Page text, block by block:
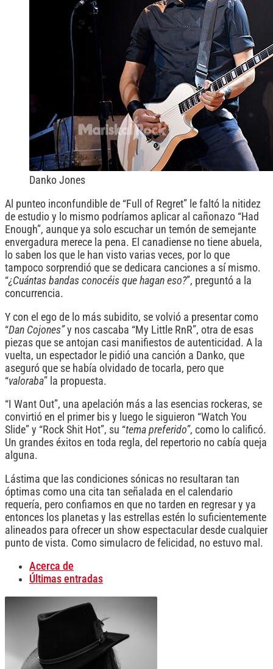
Danko Jones
Al punteo inconfundible de “Full of Regret” le faltó la nitidez
de estudio y lo mismo podríamos aplicar al cañonazo “Had
Enough”, aunque ya solo escuchar un temón de semejante
envergadura merece la pena. El canadiense no tiene abuela,
lo saben los que le han visto varias veces, por lo que
tampoco sorprendió que se dedicara canciones a sí mismo.
“¿Cuántas bandas conocéis que hagan eso?”, preguntó a la
concurrencia.
Y con el ego de lo más subidito, se volvió a presentar como
“Dan Cojones”y nos cascaba “My Little RnR”, otra de esas
piezas que se antojan casi manifiestos de autenticidad. A la
vuelta, un espectador le pidió una canción a Danko, que
aseguró que se había olvidado de tocarla, pero que
“valoraba” la propuesta.
“I Want Out”, una apelación más a las esencias rockeras, se
convirtió en el primer bis y luego le siguieron “Watch You
Slide” y “Rock Shit Hot”, su “tema preferido”, como lo calificó.
Un grandes éxitos en toda regla, del repertorio no cabía queja
alguna.
Lástima que las condiciones sónicas no resultaran tan
óptimas como una cita tan señalada en el calendario
requería, pero confiamos en que no tarden en regresar y ya
entonces los planetas y las estrellas estén lo suficientemente
alineados para ofrecer un show espectacular desde cualquier
punto de vista. Como simulacro de felicidad, no estuvo mal.
Acerca de
Últimas entradas